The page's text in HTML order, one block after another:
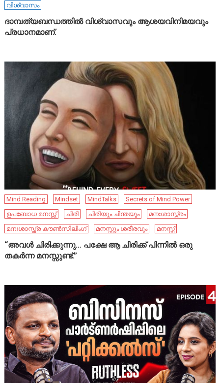
വിശ്വാസം
ദാമ്പത്യബന്ധത്തിൽ വിശ്വാസവും ആശയവിനിമയവും
പ്രധാനമാണ്.
Mind Reading Mindset MindTalks
Secrets of Mind Power
ഉപബോധ മനസ്സ്
ചിരി ചിരിയും ചിന്തയും
മനഃശാസ്ത്രം
മനഃശാസ്ത്ര കൗൺസിലിംഗ്
മനസ്സും ശരീരവും മനസ്സ്
“അവൾ ചിരിക്കുന്നു… പക്ഷേ ആ ചിരിക്ക് പിന്നിൽ ഒരു
തകർന്ന മനസ്സുണ്ട്.”